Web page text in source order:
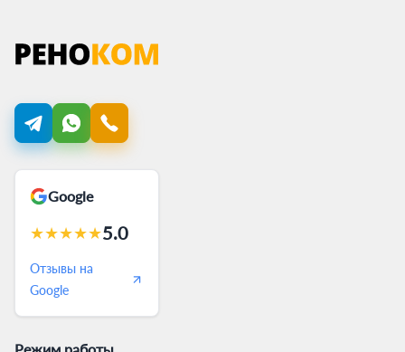
Google
★★★★★5.0
Отзывы на
Google